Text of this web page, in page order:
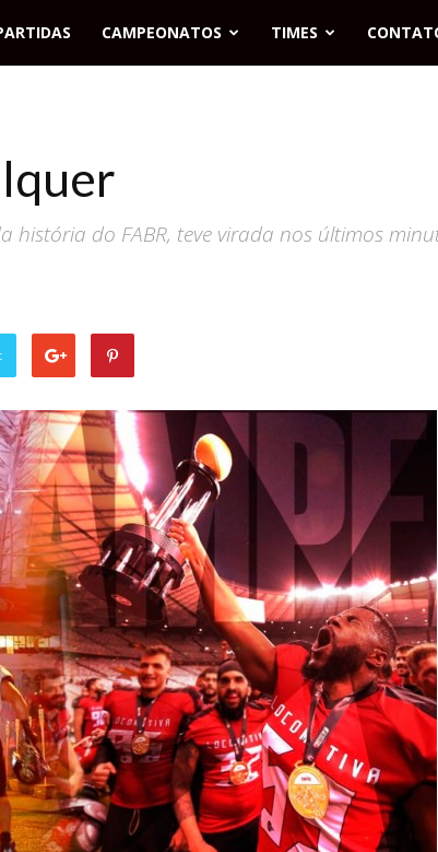
CAMPEONATOS TIMES
história do FABR, teve virada nos últimos